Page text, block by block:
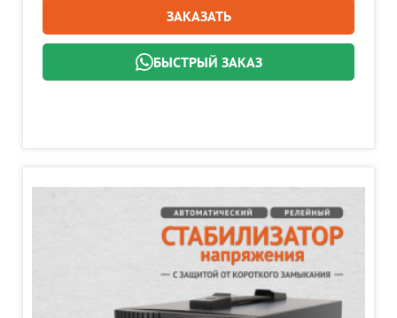
ЗАКАЗАТЬ
БЫСТРЫЙ ЗАКАЗ